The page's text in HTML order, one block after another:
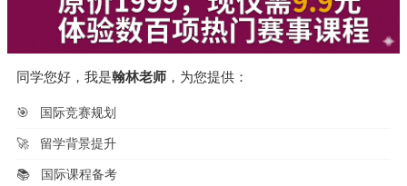
同学您好，我是翰林老师 ，为您提供：
🎯 国际竞赛规划
🚀 留学背景提升
📚 国际课程备考